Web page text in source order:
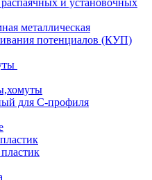
и установочных
металлическая
потенциалов (КУП)
для С-профиля